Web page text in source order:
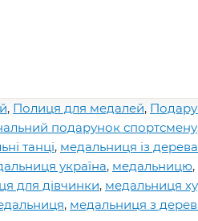
, Полиця для медалей,
подарунок спортсмену
танці, медальниця із дерева
україна, медальницю,
для дівчинки, медальниця
, медальниця з